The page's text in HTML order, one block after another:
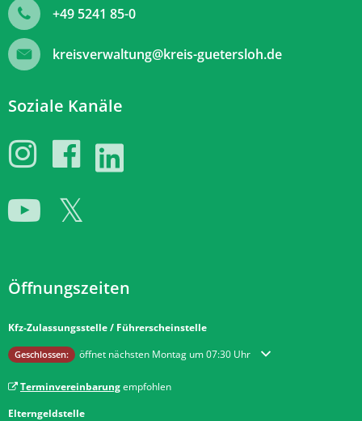
+49 5241 85-0
kreisverwaltung@kreis-guetersloh.de
Soziale Kanäle
Öffnungszeiten
Kfz-Zulassungsstelle / Führerscheinstelle
Klicken, um weitere Öffnungs- oder Schließzeiten auszublenden
Geschlossen: öffnet nächsten Montag um 07:30 Uhr
Terminvereinbarungempfohlen
Elterngeldstelle